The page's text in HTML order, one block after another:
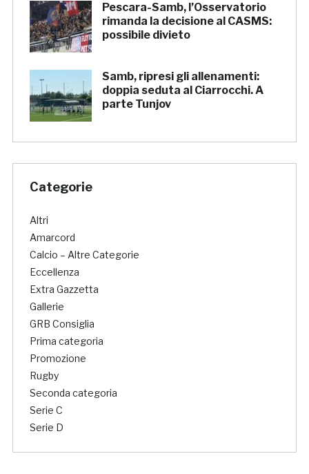
Pescara-Samb, l’Osservatorio
rimanda la decisione al CASMS:
possibile divieto
Samb, ripresi gli allenamenti:
doppia seduta al Ciarrocchi. A
parte Tunjov
Categorie
Altri
Amarcord
Calcio – Altre Categorie
Eccellenza
Extra Gazzetta
Gallerie
GRB Consiglia
Prima categoria
Promozione
Rugby
Seconda categoria
Serie C
Serie D